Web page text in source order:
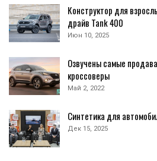
Конструктор для
драйв Tank 400
Июн 10, 2025
Озвучены самые
кроссоверы
Май 2, 2022
Синтетика для
Дек 15, 2025